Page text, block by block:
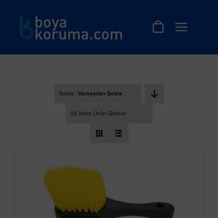
Sırala :Varsayılan Sıralama
12 Adet Ürün Göster